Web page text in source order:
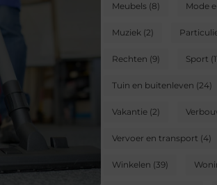
Meubels (8) Mode
Muziek (2)
Rechten (9) Sport
Tuin en buitenleven (24)
Vakantie (2)
Vervoer en transport (4)
Winkelen (39)